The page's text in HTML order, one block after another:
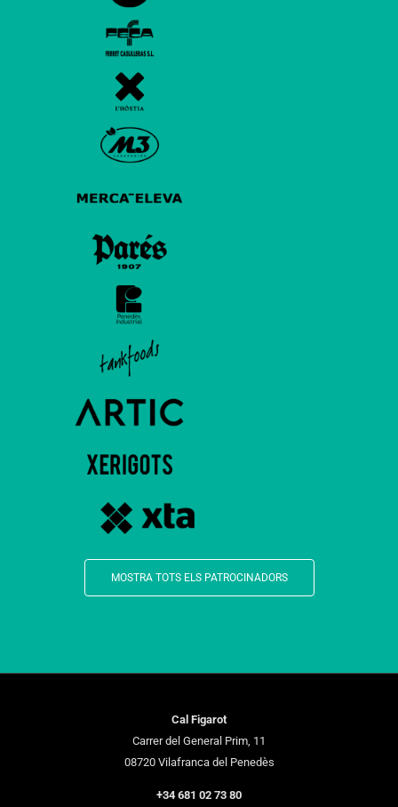
MOSTRA TOTS ELS PATROCINADORS
Cal Figarot
Carrer del General Prim, 11
08720 Vilafranca del Penedès
+34 681 02 73 80